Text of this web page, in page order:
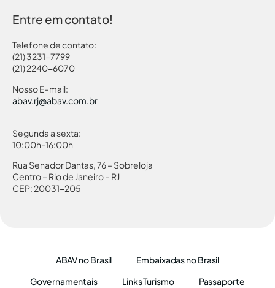
Entre em contato!
Telefone de contato:
(21) 3231-7799
(21) 2240-6070
Nosso E-mail:
abav.rj@abav.com.br
Segunda a sexta:
10:00h-16:00h
Rua Senador Dantas, 76 – Sobreloja
Centro – Rio de Janeiro – RJ
CEP: 20031-205
ABAV no Brasil
Embaixadas no Brasil
Governamentais
Links Turismo Passaporte